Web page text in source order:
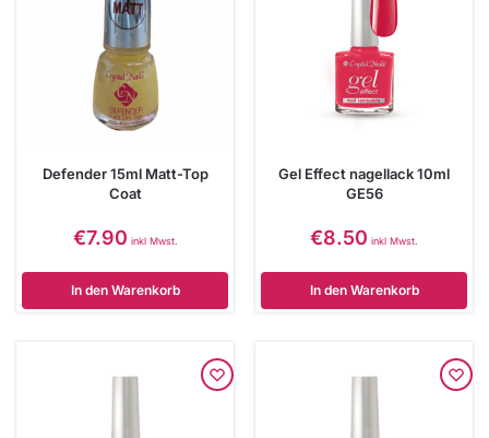
Defender 15ml Matt-Top
Coat
€7.90 inkl Mwst.
In den Warenkorb
Gel Effect nagellack 10ml
GE56
€8.50 inkl Mwst.
In den Warenkorb